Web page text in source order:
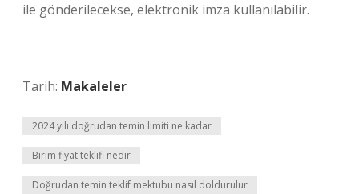
ile gönderilecekse, elektronik imza kullanılabilir.
Tarih: Makaleler
2024 yılı doğrudan temin limiti ne kadar
Birim fiyat teklifi nedir
Doğrudan temin teklif mektubu nasıl doldurulur